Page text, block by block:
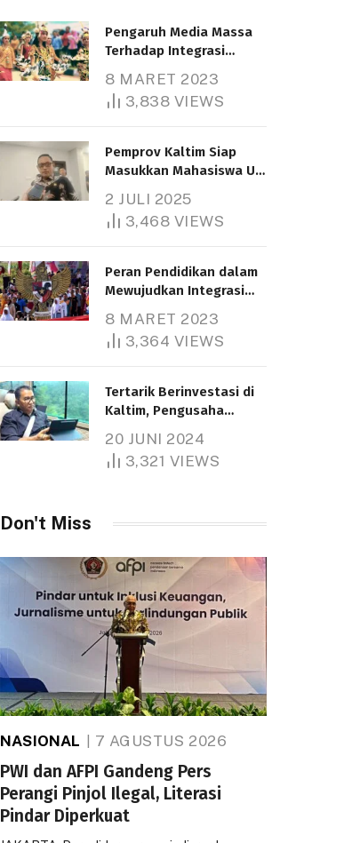
Pengaruh Media Massa
Terhadap Integrasi
8 MARET 2023
3,838 VIEWS
Pemprov Kaltim Siap
Masukkan Mahasiswa UT
Bantuan Pendidikan
Gratispol
2 JULI 2025
3,468 VIEWS
Peran Pendidikan dalam
Mewujudkan Integrasi
8 MARET 2023
3,364 VIEWS
Tertarik Berinvestasi di
Kaltim, Pengusaha
1.000 Hektare
20 JUNI 2024
3,321 VIEWS
Don't Miss
NASIONAL 7 AGUSTUS 2026
PWI dan AFPI Gandeng Pers
Perangi Pinjol Ilegal, Literasi
Pindar Diperkuat